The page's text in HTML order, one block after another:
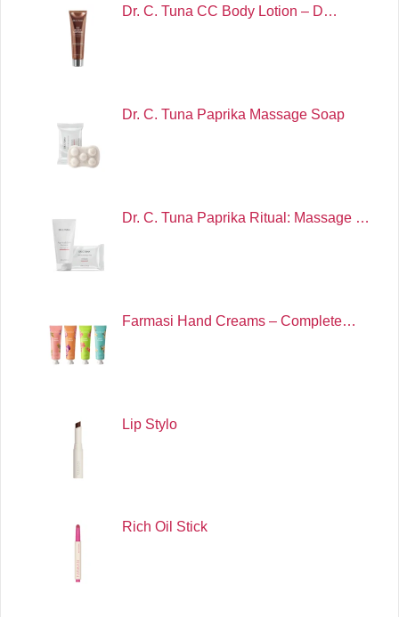
Dr. C. Tuna CC Body Lotion – D…
Dr. C. Tuna Paprika Massage Soap
Dr. C. Tuna Paprika Ritual: Massage …
Farmasi Hand Creams – Complete…
Lip Stylo
Rich Oil Stick